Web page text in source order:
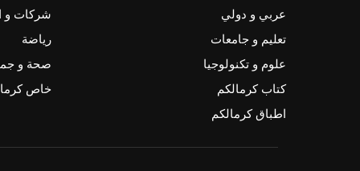
عربي و دولي
شركات و
تعليم و جامعات
رياضة
علوم و تكنولوجيا
صحة و
كتاب كرمالكم
خاص
اطباق كرمالكم